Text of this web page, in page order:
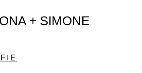
+ SIMONE